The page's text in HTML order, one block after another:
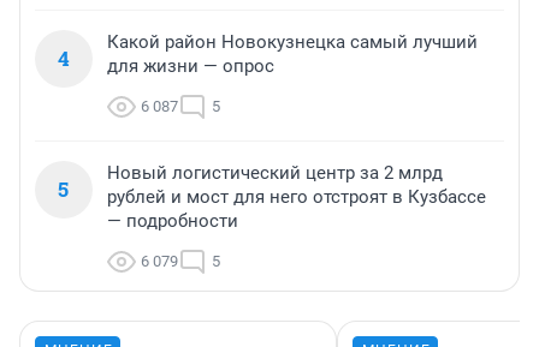
4
Какой район Новокузнецка самый лучший
для жизни — опрос
6 087 5
5
Новый логистический центр за 2 млрд
рублей и мост для него отстроят в Кузбассе
— подробности
6 079 5